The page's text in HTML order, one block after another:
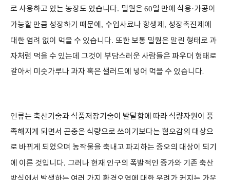
로 사용하고 있는 농장도 있습니다. 밀웜은 60일 만에 식용·가공이
가능할 만큼 성장하기 때문에 , 수입사료나 항생제 , 성장촉진제에
대한 염려 없이 먹을 수 있습니다. 또한 보통 밀웜은 말린 형태로 과
자처럼 먹을 수 있는데 그것이 부담스러운 사람들은 파우더 형태로
갈아서 미숫가루나 과자 혹은 샐러드에 넣어 먹을 수 있습니다.
인류는 축산기술과 식품저장기술이 발달함에 따라 식량자원이 풍
족해지게 되면서 곤충은 식량으로 쓰이기보다는 혐오감의 대상으
로 바뀌게 되었으며 농작물을 축내고 파괴하는 증오의 대상이 되기
에 이른 것입니다. 그러나 현재 인구의 폭발적인 증가와 기존 축산